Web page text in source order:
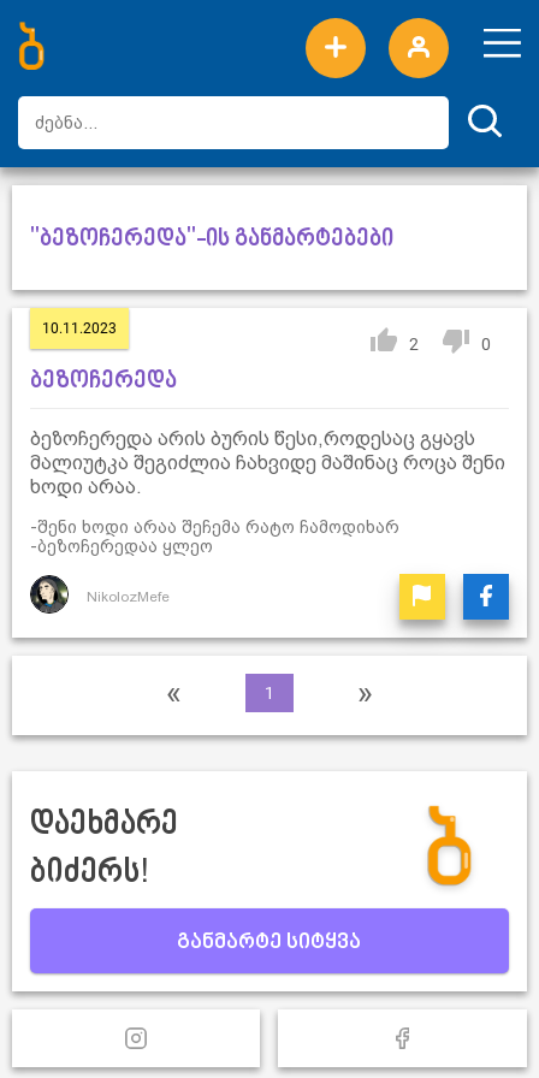
ახალი სიტყვები
ტოპ სიტყვები
დღის ტოპ სიტყვები
ტოპ მომხმარებლები
"ბეზოჩერედა"-ის განმარტებები
10.11.2023
2 0
ბეზოჩერედა
ბეზოჩერედა არის ბურის წესი,როდესაც გყავს
მალიუტკა შეგიძლია ჩახვიდე მაშინაც როცა შენი
ხოდი არაა.
-შენი ხოდი არაა შეჩემა რატო ჩამოდიხარ
-ბეზოჩერედაა ყლეო
NikolozMefe
« 1 »
დაეხმარე
ბიძერს!
განმარტე სიტყვა